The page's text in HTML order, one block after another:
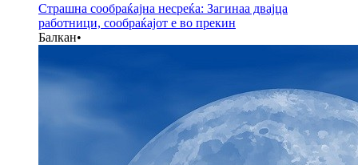
Страшна сообраќајна несреќа: Загинаа двајца
работници, сообраќајот е во прекин
Балкан•